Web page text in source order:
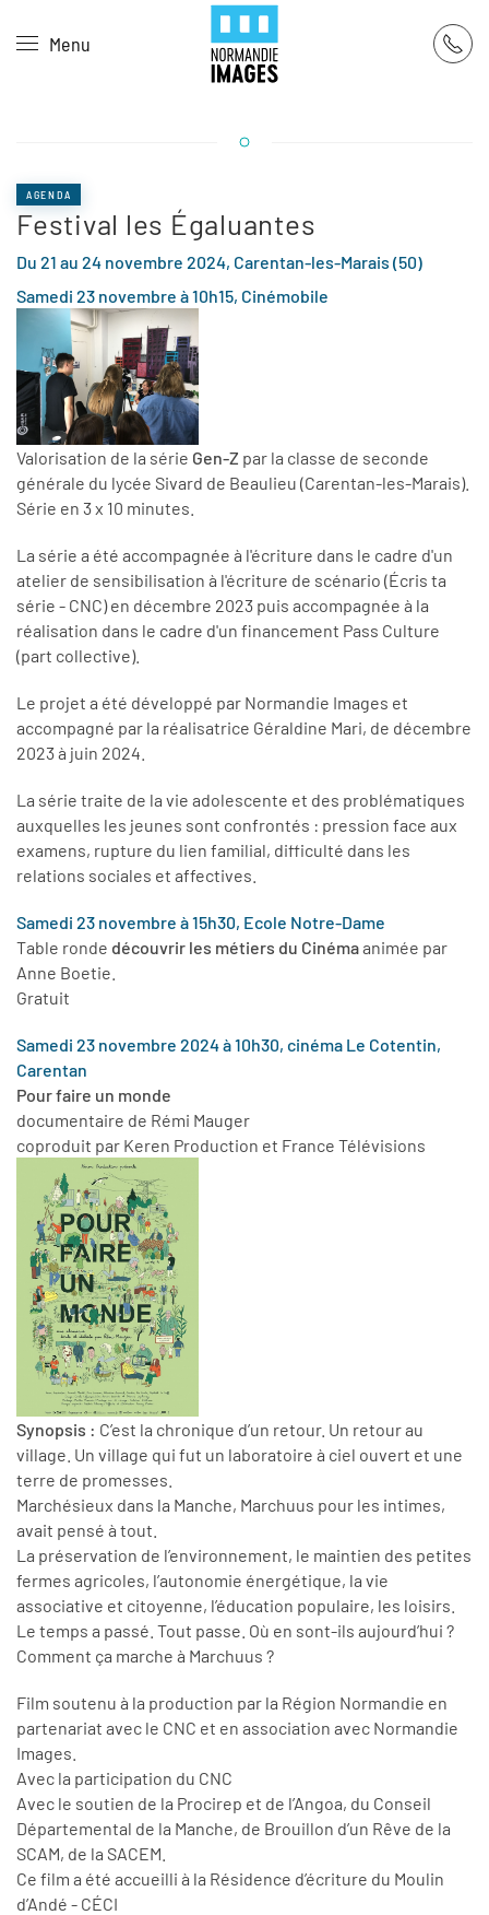
Skip to main content
Menu
AGENDA
Festival les Égaluantes
Du 21 au 24 novembre 2024, Carentan-les-Marais (50)
Samedi 23 novembre à 10h15, Cinémobile
Valorisation de la série Gen-Z par la classe de seconde
générale du lycée Sivard de Beaulieu (Carentan-les-Marais).
Série en 3 x 10 minutes.
La série a été accompagnée à l'écriture dans le cadre d'un
atelier de sensibilisation à l'écriture de scénario (Écris ta
série - CNC) en décembre 2023 puis accompagnée à la
réalisation dans le cadre d'un financement Pass Culture
(part collective).
Le projet a été développé par Normandie Images et
accompagné par la réalisatrice Géraldine Mari, de décembre
2023 à juin 2024.
La série traite de la vie adolescente et des problématiques
auxquelles les jeunes sont confrontés : pression face aux
examens, rupture du lien familial, difficulté dans les
relations sociales et affectives.
Samedi 23 novembre à 15h30, Ecole Notre-Dame
Table ronde découvrir les métiers du Cinémaanimée par
Anne Boetie.
Gratuit
Samedi 23 novembre 2024 à 10h30, cinéma Le Cotentin,
Carentan
Pour faire un monde
documentaire de Rémi Mauger
coproduit par Keren Production et France Télévisions
Synopsis : C’est la chronique d’un retour. Un retour au
village. Un village qui fut un laboratoire à ciel ouvert et une
terre de promesses.
Marchésieux dans la Manche, Marchuus pour les intimes,
avait pensé à tout.
La préservation de l’environnement, le maintien des petites
fermes agricoles, l’autonomie énergétique, la vie
associative et citoyenne, l’éducation populaire, les loisirs.
Le temps a passé. Tout passe. Où en sont-ils aujourd’hui ?
Comment ça marche à Marchuus ?
Film soutenu à la production par la Région Normandie en
partenariat avec le CNC et en association avec Normandie
Images.
Avec la participation du CNC
Avec le soutien de la Procirep et de l’Angoa, du Conseil
Départemental de la Manche, de Brouillon d’un Rêve de la
SCAM, de la SACEM.
Ce film a été accueilli à la Résidence d’écriture du Moulin
d’Andé - CÉCI
Panneau de gestion des cookies